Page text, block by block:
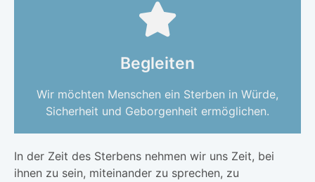
Begleiten
Wir möchten Menschen ein Sterben in Würde,
Sicherheit und Geborgenheit ermöglichen.​
In der Zeit des Sterbens nehmen wir uns Zeit, bei
ihnen zu sein, miteinander zu sprechen, zu